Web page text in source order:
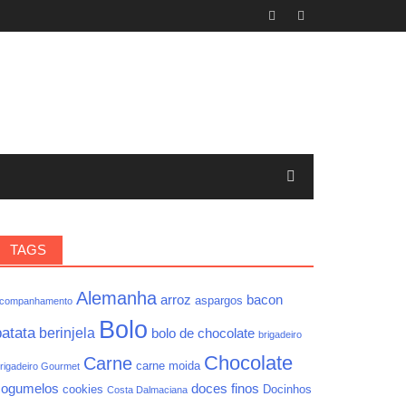
TAGS
Alemanha arroz aspargos bacon
berinjela Bolo bolo de chocolate brigadeiro
Gourmet Carne carne moida Chocolate
cookies Costa Dalmaciana doces finos Docinhos